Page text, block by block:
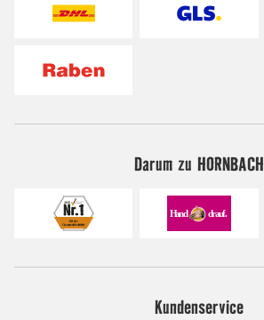
Darum zu HORNBACH
Kundenservice